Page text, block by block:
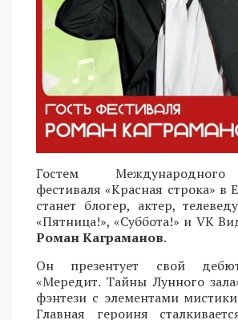
Гостем
фестиваля «Красная строка» в
станет блогер, актер,
«Пятница!», «Суббота!» и VK
Роман Каграманов.
Он презентует свой
«Мередит. Тайны Лунного
фэнтези с элементами
Главная героиня